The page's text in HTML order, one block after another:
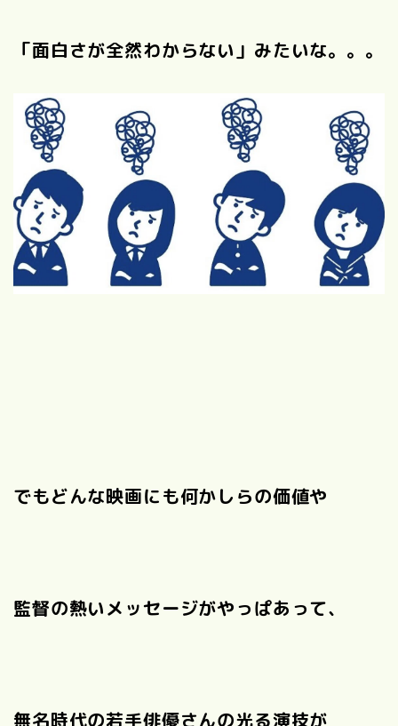
「面白さが全然わからない」みたいな。。。
でもどんな映画にも何かしらの価値や
監督の熱いメッセージがやっぱあって、
無名時代の若手俳優さんの光る演技が